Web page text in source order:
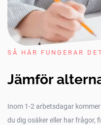
SÅ HÄR FUNGERAR
Jämför
Inom 1-2 arbetsdagar
du dig osäker eller har frågor,